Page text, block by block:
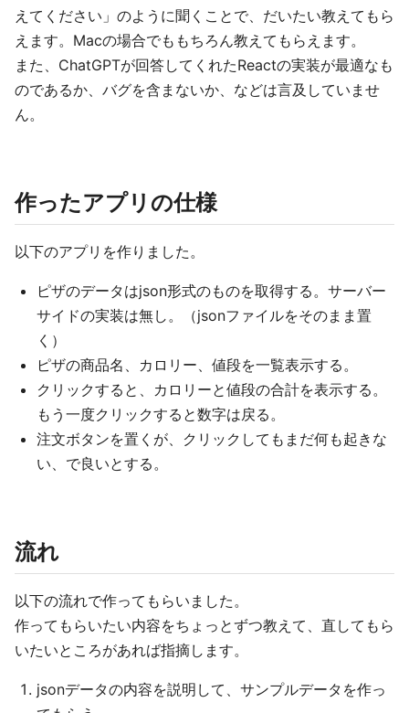
えてください」のように聞くことで、だいたい教えてもら
えます。Macの場合でももちろん教えてもらえます。
また、ChatGPTが回答してくれたReactの実装が最適なも
のであるか、バグを含まないか、などは言及していませ
ん。
作ったアプリの仕様
以下のアプリを作りました。
ピザのデータはjson形式のものを取得する。サーバー
サイドの実装は無し。（jsonファイルをそのまま置
く）
ピザの商品名、カロリー、値段を一覧表示する。
クリックすると、カロリーと値段の合計を表示する。
もう一度クリックすると数字は戻る。
注文ボタンを置くが、クリックしてもまだ何も起きな
い、で良いとする。
流れ
以下の流れで作ってもらいました。
作ってもらいたい内容をちょっとずつ教えて、直してもら
いたいところがあれば指摘します。
jsonデータの内容を説明して、サンプルデータを作っ